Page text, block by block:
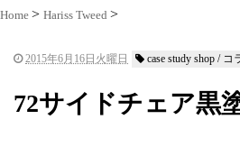
Home Hariss Tweed
2015年6月16日火曜日 case study shop / コ
72サイドチェア黒